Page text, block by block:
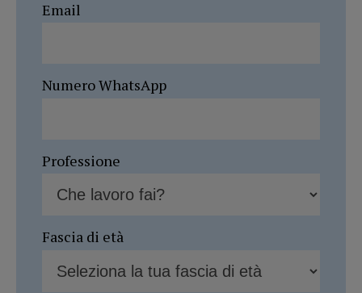
Email
Numero WhatsApp
Professione
Fascia di età